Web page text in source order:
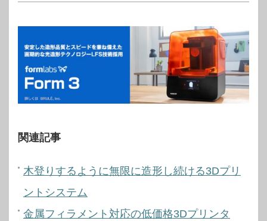
関連記事
木登りするように無限に造形し続ける3Dプリ
ントシステム
金属フィラメント対応の低価格3Dプリンタ